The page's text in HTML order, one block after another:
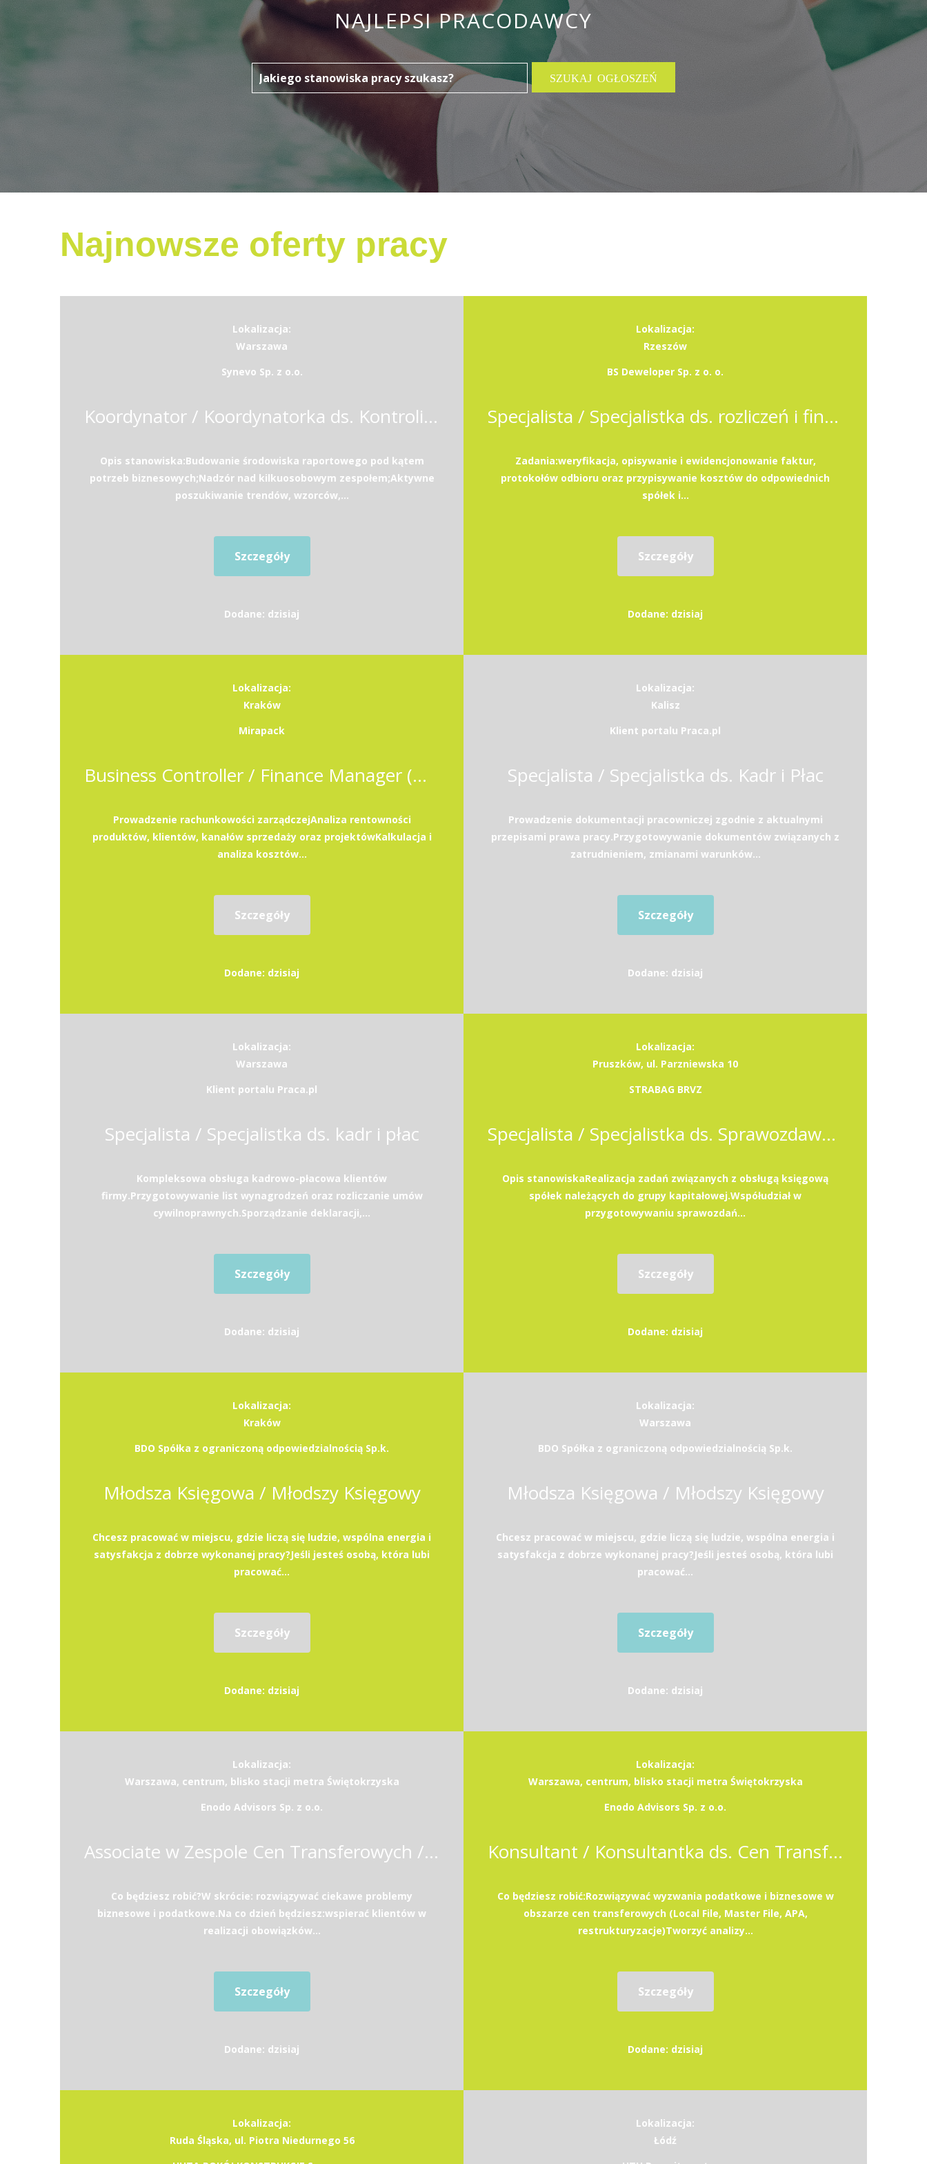
NAJLEPSI PRACODAWCY
Najnowsze oferty pracy
Lokalizacja:
Warszawa
Synevo Sp. z o.o.
Koordynator / Koordynatorka ds. Kontrolingu i Analiz Biznesowych
Opis stanowiska:Budowanie środowiska raportowego pod kątem
potrzeb biznesowych;Nadzór nad kilkuosobowym zespołem;Aktywne
poszukiwanie trendów, wzorców,...
Szczegóły
Dodane: dzisiaj
Lokalizacja:
Rzeszów
BS Deweloper Sp. z o. o.
Specjalista / Specjalistka ds. rozliczeń i finansów
Zadania:weryfikacja, opisywanie i ewidencjonowanie faktur,
protokołów odbioru oraz przypisywanie kosztów do odpowiednich
spółek i...
Szczegóły
Dodane: dzisiaj
Lokalizacja:
Kraków
Mirapack
Business Controller / Finance Manager (Odoo ERP)
Prowadzenie rachunkowości zarządczejAnaliza rentowności
produktów, klientów, kanałów sprzedaży oraz projektówKalkulacja i
analiza kosztów...
Szczegóły
Dodane: dzisiaj
Lokalizacja:
Kalisz
Klient portalu Praca.pl
Specjalista / Specjalistka ds. Kadr i Płac
Prowadzenie dokumentacji pracowniczej zgodnie z aktualnymi
przepisami prawa pracy.Przygotowywanie dokumentów związanych z
zatrudnieniem, zmianami warunków...
Szczegóły
Dodane: dzisiaj
Lokalizacja:
Warszawa
Klient portalu Praca.pl
Specjalista / Specjalistka ds. kadr i płac
Kompleksowa obsługa kadrowo-płacowa klientów
firmy.Przygotowywanie list wynagrodzeń oraz rozliczanie umów
cywilnoprawnych.Sporządzanie deklaracji,...
Szczegóły
Dodane: dzisiaj
Lokalizacja:
Pruszków, ul. Parzniewska 10
STRABAG BRVZ
Specjalista / Specjalistka ds. Sprawozdawczości i Podatków
Opis stanowiskaRealizacja zadań związanych z obsługą księgową
spółek należących do grupy kapitałowej.Współudział w
przygotowywaniu sprawozdań...
Szczegóły
Dodane: dzisiaj
Lokalizacja:
Kraków
BDO Spółka z ograniczoną odpowiedzialnością Sp.k.
Młodsza Księgowa / Młodszy Księgowy
Chcesz pracować w miejscu, gdzie liczą się ludzie, wspólna energia i
satysfakcja z dobrze wykonanej pracy?Jeśli jesteś osobą, która lubi
pracować...
Szczegóły
Dodane: dzisiaj
Lokalizacja:
Warszawa
BDO Spółka z ograniczoną odpowiedzialnością Sp.k.
Młodsza Księgowa / Młodszy Księgowy
Chcesz pracować w miejscu, gdzie liczą się ludzie, wspólna energia i
satysfakcja z dobrze wykonanej pracy?Jeśli jesteś osobą, która lubi
pracować...
Szczegóły
Dodane: dzisiaj
Lokalizacja:
Warszawa, centrum, blisko stacji metra Świętokrzyska
Enodo Advisors Sp. z o.o.
Associate w Zespole Cen Transferowych / Transfer Pricing Associate
Co będziesz robić?W skrócie: rozwiązywać ciekawe problemy
biznesowe i podatkowe.Na co dzień będziesz:wspierać klientów w
realizacji obowiązków...
Szczegóły
Dodane: dzisiaj
Lokalizacja:
Warszawa, centrum, blisko stacji metra Świętokrzyska
Enodo Advisors Sp. z o.o.
Konsultant / Konsultantka ds. Cen Transferowych
Co będziesz robić:Rozwiązywać wyzwania podatkowe i biznesowe w
obszarze cen transferowych (Local File, Master File, APA,
restrukturyzacje)Tworzyć analizy...
Szczegóły
Dodane: dzisiaj
Lokalizacja:
Ruda Śląska, ul. Piotra Niedurnego 56
Lokalizacja:
Łódź